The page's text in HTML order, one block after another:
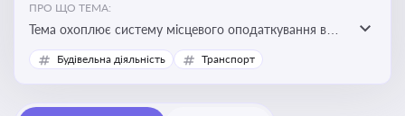
ПРО ЩО ТЕМА:
Тема охоплює систему місцевого оподаткування в
Україні, включаючи туристичний збір, плату за
земельні ділянки, за паркування транспорту
Будівельна діяльність Транспорт